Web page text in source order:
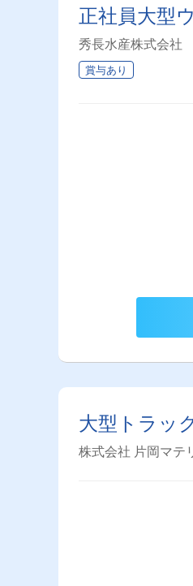
正社員大型
秀長水産株式会社
賞与あり
大型トラッ
株式会社 片岡マテ